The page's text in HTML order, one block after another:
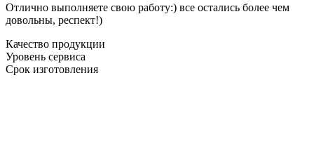
Отлично выполняете свою работу:) все остались более чем
довольны, респект!)
Качество продукции
Уровень сервиса
Срок изготовления